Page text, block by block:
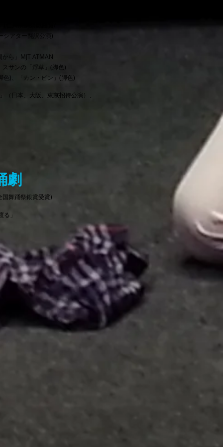
たち」
いますか？」
川演劇祭戯曲賞/
ター翻訳公演)
ら」MJT ATMAN
サンの「浮草」(脚色)
)、「カン・ビン」(脚色)
日本、大阪、東京招待公演）、
劇
国舞踊祭銀賞受賞)
る」